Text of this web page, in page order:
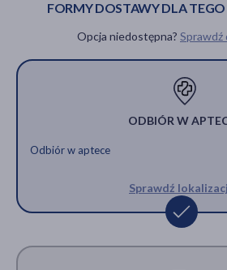
FORMY DOSTAWY DLA
Opcja niedostępna? Sprawdź
ODBIÓR W
Odbiór w aptece
Sprawdź